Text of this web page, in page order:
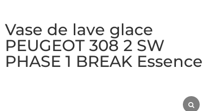
Vase de lave glace
PEUGEOT 308 2 SW
PHASE 1 BREAK Essence